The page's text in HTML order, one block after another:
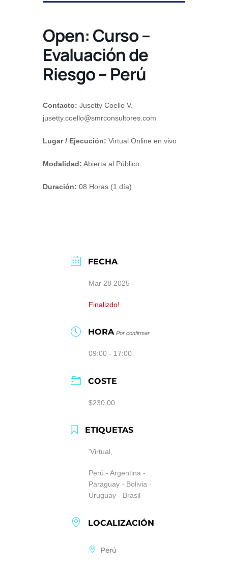
Open: Curso –
Evaluación de
Riesgo – Perú
Contacto: Jusetty Coello V. –
jusetty.coello@smrconsultores.com
Lugar / Ejecución: Virtual Online en vivo
Modalidad: Abierta al Público
Duración: 08 Horas (1 día)
FECHA
Mar 28 2025
Finalizdo!
HORA Por confirmar
09:00 - 17:00
COSTE
$230.00
ETIQUETAS
'Virtual,
Perú - Argentina -
Paraguay - Bolivia -
Uruguay - Brasil
LOCALIZACIÓN
Perú